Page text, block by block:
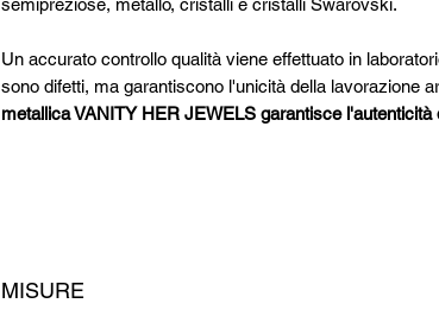
semipreziose, metallo, cristalli e cristalli Swarovski.
Un accurato controllo qualità viene effettuato in
sono difetti, ma garantiscono l'unicità della lavorazione
metallica VANITY HER JEWELS garantisce l'autenticità
MISURE